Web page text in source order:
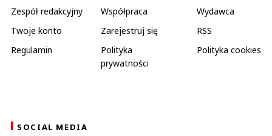
Zespół redakcyjny Współpraca
Wydawca
Twoje konto
Zarejestruj się
RSS
Regulamin
Polityka
prywatności
Polityka cookies
SOCIAL MEDIA